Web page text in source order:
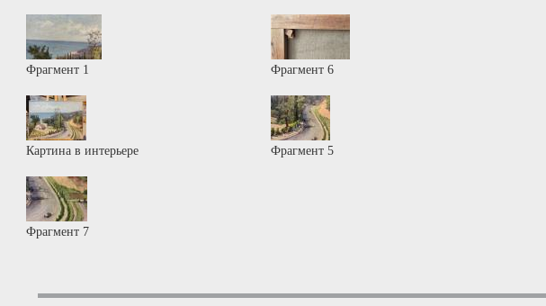
Фрагмент 1 Фрагмент 6
Картина в интерьере Фрагмент 5
Фрагмент 7